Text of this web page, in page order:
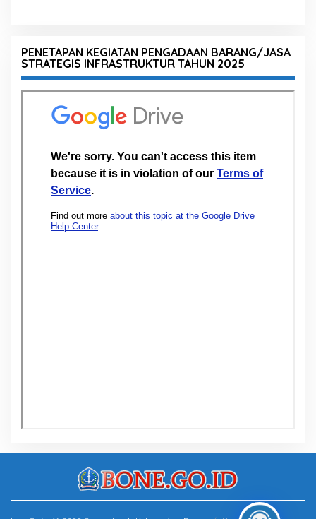
PENETAPAN KEGIATAN PENGADAAN BARANG/JASA
STRATEGIS INFRASTRUKTUR TAHUN 2025